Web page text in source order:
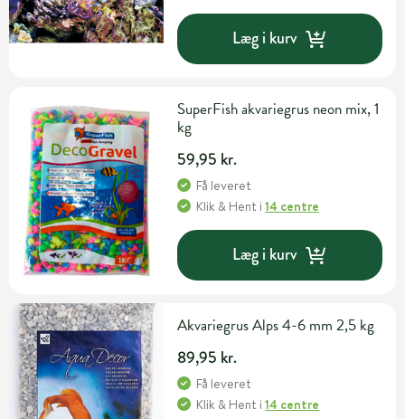
Læg i kurv
SuperFish akvariegrus neon mix, 1
kg
59,95 kr.
Få leveret
Klik & Hent i14 centre
Læg i kurv
Akvariegrus Alps 4-6 mm 2,5 kg
89,95 kr.
Få leveret
Klik & Hent i14 centre